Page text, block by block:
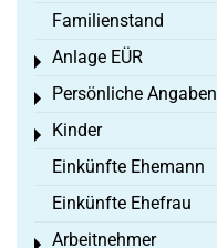
Familienstand
Anlage EÜR
Toggle menu
Persönliche Angaben
Toggle menu
Kinder
Toggle menu
Einkünfte Ehemann
Einkünfte Ehefrau
Arbeitnehmer